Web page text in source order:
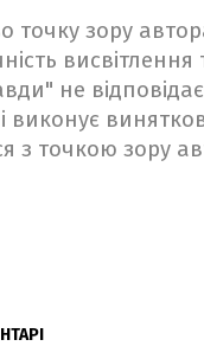
точку зору
висвітлення
не
виконує
з точкою зору